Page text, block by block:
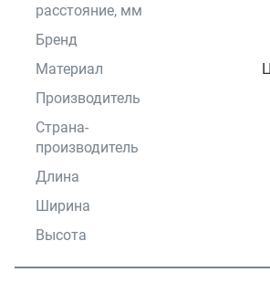
расстояние, мм
Бренд
Материал
Производитель
Страна-
производитель
Длина
Ширина
Высота